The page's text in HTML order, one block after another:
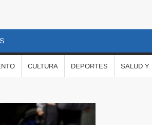
CULTURA DEPORTES SALUD Y